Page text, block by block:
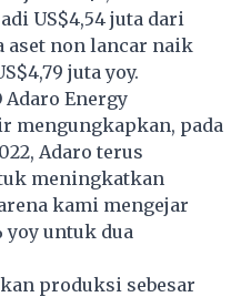
US$4,54 juta dari
aset non lancar naik
juta yoy.
Adaro Energy
mengungkapkan, pada
Adaro terus
meningkatkan
kami mengejar
untuk dua
produksi sebesar